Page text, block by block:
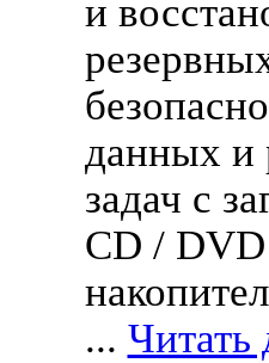
и
данных и
задач с
CD /
... Читать